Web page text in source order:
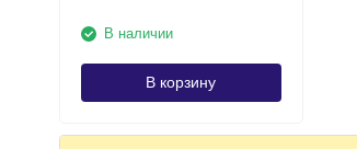
В наличии
В корзину